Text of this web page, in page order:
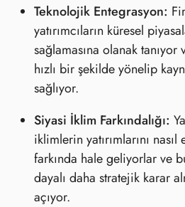
Teknolojik Entegrasyon:
yatırımcıların küresel
sağlamasına olanak
hızlı bir şekilde yönelip
sağlıyor.
Siyasi İklim Farkındalığı:
iklimlerin yatırımlarını
farkında hale geliyorlar ve
dayalı daha stratejik karar
açıyor.